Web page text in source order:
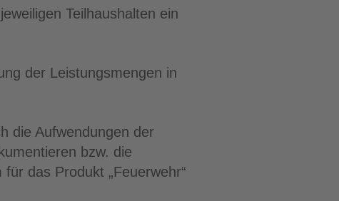
Teilhaushalten ein
der Leistungsmengen in
die Aufwendungen der
bzw. die
das Produkt „Feuerwehr“